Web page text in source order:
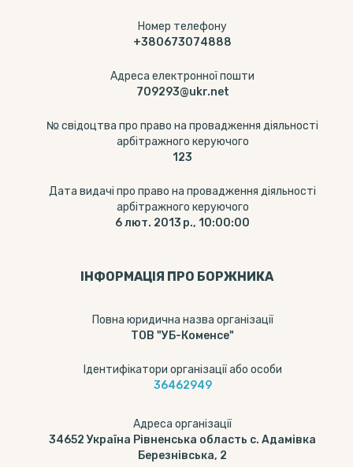
Номер телефону
+380673074888
Адреса електронної пошти
709293@ukr.net
№ свідоцтва про право на провадження діяльності
арбітражного керуючого
123
Дата видачі про право на провадження діяльності
арбітражного керуючого
6 лют. 2013 р., 10:00:00
ІНФОРМАЦІЯ ПРО БОРЖНИКА
Повна юридична назва організації
ТОВ "УБ-Коменсе"
Ідентифікатори організації або особи
36462949
Адреса організації
34652 Україна Рівненська область с. Адамівка
Березнівська, 2